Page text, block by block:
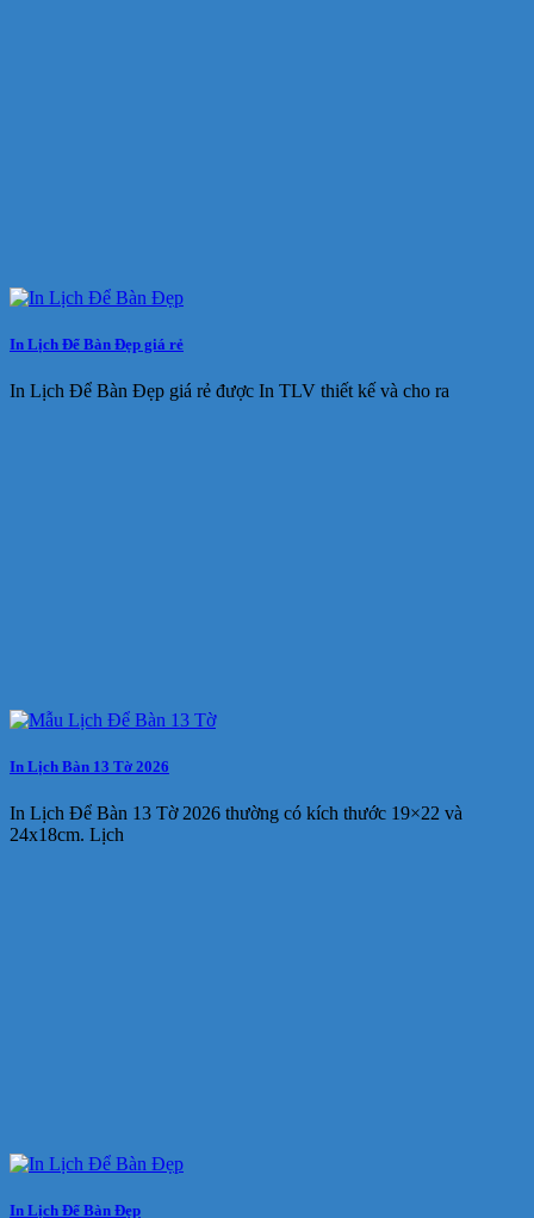
In Lịch Để Bàn Đẹp giá rẻ
In Lịch Để Bàn Đẹp giá rẻ được In TLV thiết kế và cho ra
In Lịch Bàn 13 Tờ 2026
In Lịch Để Bàn 13 Tờ 2026 thường có kích thước 19×22 và
24x18cm. Lịch
In Lịch Để Bàn Đẹp